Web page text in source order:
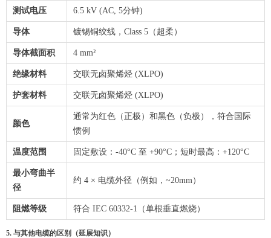
测试电压 6.5 kV (AC, 5分钟)
导体 镀锡铜绞线，Class 5（超柔）
导体截面积 4 mm²
绝缘材料 交联无卤聚烯烃 (XLPO)
护套材料 交联无卤聚烯烃 (XLPO)
颜色
通常为红色（正极）和黑色（负极），符合国际
惯例
温度范围 固定敷设：-40°C 至 +90°C；短时最高：+120°C
最小弯曲半
径
约 4 × 电缆外径（例如，~20mm）
阻燃等级 符合 IEC 60332-1（单根垂直燃烧）
5. 与其他电缆的区别（延展知识）